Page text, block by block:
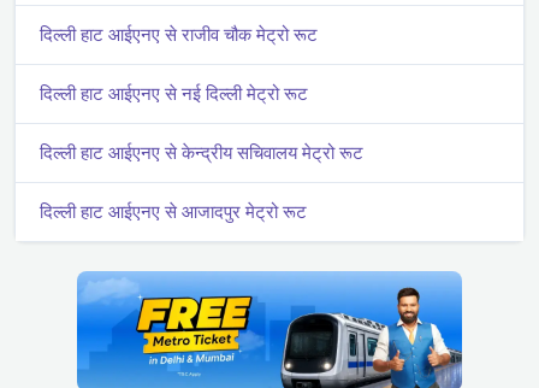
दिल्ली हाट आईएनए से राजीव चौक मेट्रो रूट
दिल्ली हाट आईएनए से नई दिल्ली मेट्रो रूट
दिल्ली हाट आईएनए से केन्द्रीय सचिवालय मेट्रो रूट
दिल्ली हाट आईएनए से आजादपुर मेट्रो रूट